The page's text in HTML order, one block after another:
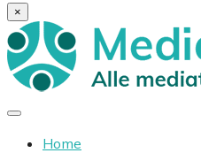
×
Home